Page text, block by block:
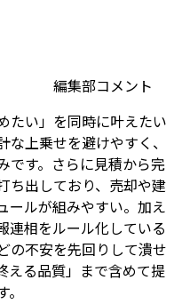
編集部コメント
たい」を同時に叶えたい
上乗せを避けやすく、
です。さらに見積から完
ち出しており、売却や建
ールが組みやすい。加え
連相をルール化している
の不安を先回りして潰せ
える品質」まで含めて提